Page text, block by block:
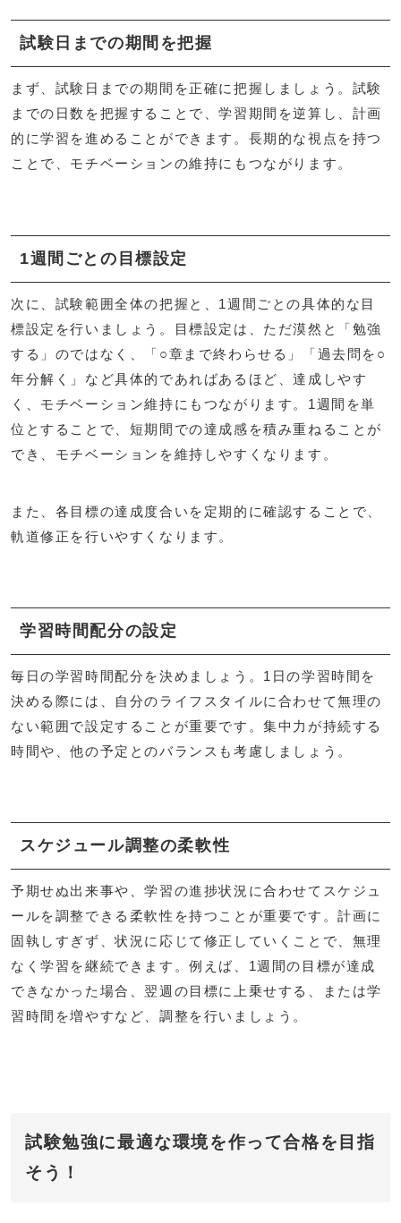
試験日までの期間を把握
まず、試験日までの期間を正確に把握しましょう。試験
までの日数を把握することで、学習期間を逆算し、計画
的に学習を進めることができます。長期的な視点を持つ
ことで、モチベーションの維持にもつながります。
1週間ごとの目標設定
次に、試験範囲全体の把握と、1週間ごとの具体的な目
標設定を行いましょう。目標設定は、ただ漠然と「勉強
する」のではなく、「○章まで終わらせる」「過去問を○
年分解く」など具体的であればあるほど、達成しやす
く、モチベーション維持にもつながります。1週間を単
位とすることで、短期間での達成感を積み重ねることが
でき、モチベーションを維持しやすくなります。
また、各目標の達成度合いを定期的に確認することで、
軌道修正を行いやすくなります。
学習時間配分の設定
毎日の学習時間配分を決めましょう。1日の学習時間を
決める際には、自分のライフスタイルに合わせて無理の
ない範囲で設定することが重要です。集中力が持続する
時間や、他の予定とのバランスも考慮しましょう。
スケジュール調整の柔軟性
予期せぬ出来事や、学習の進捗状況に合わせてスケジュ
ールを調整できる柔軟性を持つことが重要です。計画に
固執しすぎず、状況に応じて修正していくことで、無理
なく学習を継続できます。例えば、1週間の目標が達成
できなかった場合、翌週の目標に上乗せする、または学
習時間を増やすなど、調整を行いましょう。
試験勉強に最適な環境を作って合格を目指
そう！